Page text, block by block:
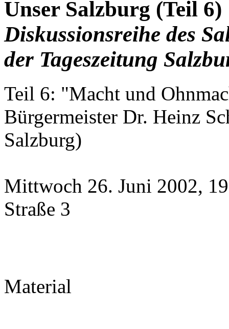
Unser Salzburg (Teil 6)
Diskussionsreihe des
der Tageszeitung
Teil 6: "Macht und
Bürgermeister Dr. Heinz
Salzburg)
Mittwoch 26. Juni 2002,
Straße 3
Material